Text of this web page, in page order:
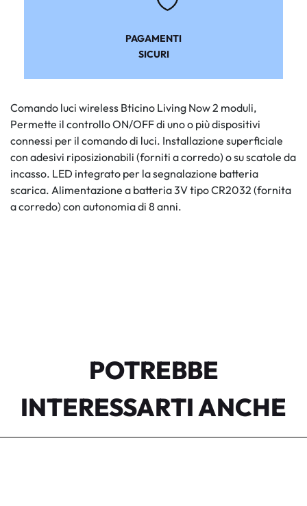
PAGAMENTI
SICURI
Comando luci wireless Bticino Living Now 2 moduli,
Permette il controllo ON/OFF di uno o più dispositivi
connessi per il comando di luci. Installazione superficiale
con adesivi riposizionabili (forniti a corredo) o su scatole da
incasso. LED integrato per la segnalazione batteria
scarica. Alimentazione a batteria 3V tipo CR2032 (fornita
a corredo) con autonomia di 8 anni.
POTREBBE
INTERESSARTI ANCHE